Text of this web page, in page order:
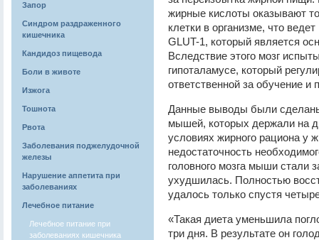
Запор
Синдром раздраженного
кишечника
Кандидоз пищевода
Боли в животе
Изжога
Тошнота
Рвота
Заболевания поджелудочной
железы
Нарушение аппетита при
заболеваниях
Лечебное питание
Лечебное питание при
заболеваниях кишечника
жирные кислоты оказывают
клетки в организме, что
GLUT-1, который является
Вследствие этого мозг
гипоталамусе, который
ответственной за обучение и
Данные выводы были
мышей, которых держали на
условиях жирного рациона у
недостаточность
головного мозга мыши стали
ухудшилась. Полностью
удалось только спустя
«Такая диета уменьшила
три дня. В результате он